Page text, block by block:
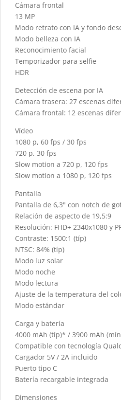
Cámara frontal
13 MP
Modo retrato con IA y fondo
Modo belleza con IA
Reconocimiento facial
Temporizador para selfie
HDR
Detección de escena por IA
Cámara trasera: 27 escenas
Cámara frontal: 12 escenas
Vídeo
1080 p, 60 fps / 30 fps
720 p, 30 fps
Slow motion a 720 p, 120 fps
Slow motion a 1080 p, 120 fps
Pantalla
Pantalla de 6,3" con notch de
Relación de aspecto de 19,5:9
Resolución: FHD+ 2340x1080 y
Contraste: 1500:1 (típ)
NTSC: 84% (típ)
Modo luz solar
Modo noche
Modo lectura
Ajuste de la temperatura del
Modo estándar
Carga y batería
4000 mAh (típ)* / 3900 mAh
Compatible con tecnología
Cargador 5V / 2A incluido
Puerto tipo C
Batería recargable integrada
Dimensiones